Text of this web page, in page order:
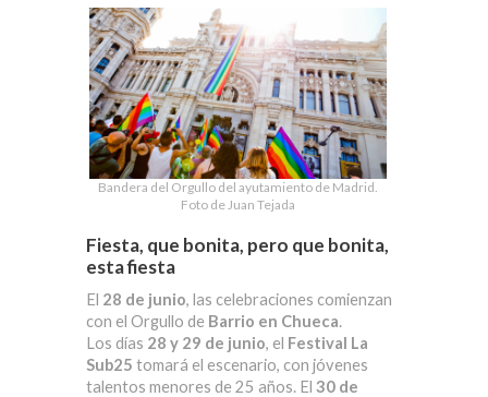
Bandera del Orgullo del ayutamiento de Madrid.
Foto de Juan Tejada
Fiesta, que bonita, pero que bonita,
esta fiesta
El 28 de junio, las celebraciones comienzan
con el Orgullo de Barrio en Chueca.
Los días 28 y 29 de junio, el Festival La
Sub25 tomará el escenario, con jóvenes
talentos menores de 25 años. El 30 de